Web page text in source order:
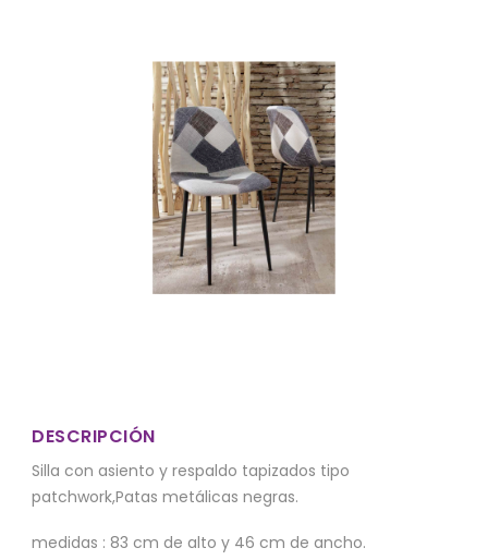
DESCRIPCIÓN
Silla con asiento y respaldo tapizados tipo
patchwork,Patas metálicas negras.
medidas : 83 cm de alto y 46 cm de ancho.